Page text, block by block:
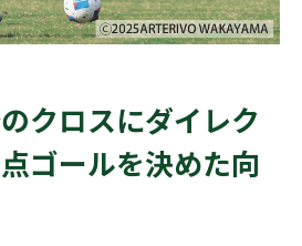
クロスにダイレク
ゴールを決めた向